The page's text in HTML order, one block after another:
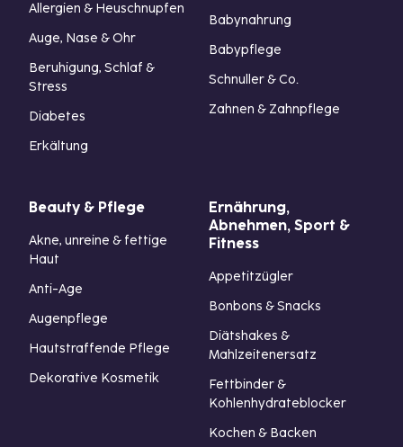
Allergien & Heuschnupfen
Auge, Nase & Ohr
Beruhigung, Schlaf &
Stress
Diabetes
Erkältung
Babynahrung
Babypflege
Schnuller & Co.
Zahnen & Zahnpflege
Beauty & Pflege
Akne, unreine & fettige
Haut
Anti-Age
Augenpflege
Hautstraffende Pflege
Dekorative Kosmetik
Ernährung,
Abnehmen, Sport &
Fitness
Appetitzügler
Bonbons & Snacks
Diätshakes &
Mahlzeitenersatz
Fettbinder &
Kohlenhydrateblocker
Kochen & Backen